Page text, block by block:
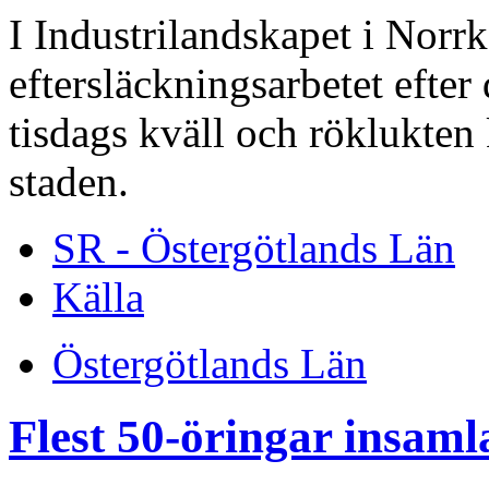
I Industrilandskapet i
eftersläckningsarbetet
tisdags kväll och
staden.
SR - Östergötlands Län
Källa
Östergötlands Län
Flest 50-öringar